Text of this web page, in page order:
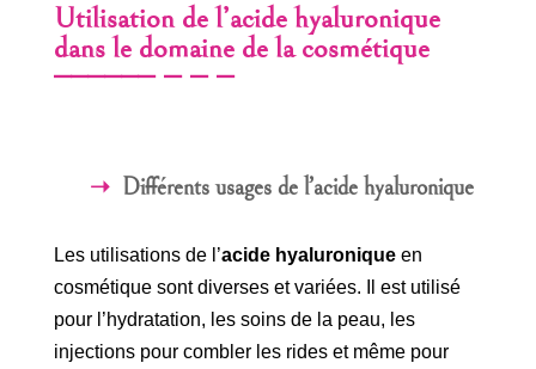
Utilisation de l’acide hyaluronique
dans le domaine de la cosmétique
Différents usages de l’acide hyaluronique
Les utilisations de l’acide hyaluroniqueen
cosmétique sont diverses et variées. Il est utilisé
pour l’hydratation, les soins de la peau, les
injections pour combler les rides et même pour